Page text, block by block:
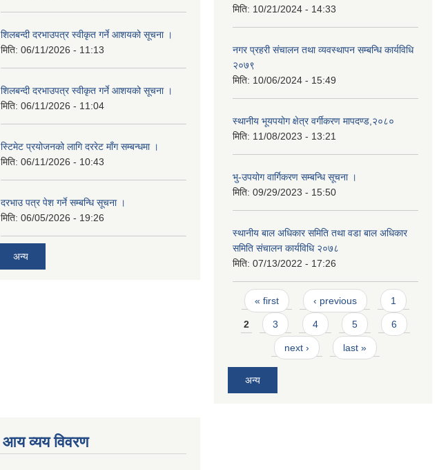
शिलबन्दी दरभाउपत्र स्वीकृत गर्ने आशयको सूचना ।
मिति: 06/11/2026 - 11:13
शिलबन्दी दरभाउपत्र स्वीकृत गर्ने आशयको सूचना ।
मिति: 06/11/2026 - 11:04
स्टिमेट प्रयोजनको लागि दररेट माँग सम्बन्धमा ।
मिति: 06/11/2026 - 10:43
दरभाउ पत्र पेश गर्ने सम्बन्धि सूचना ।
मिति: 06/05/2026 - 19:26
अन्य
मिति: 10/21/2024 - 14:33
नगर प्रहरी संचालन तथा व्यवस्थापन सम्बन्धि कार्यविधि
२०७९
मिति: 10/06/2024 - 15:49
स्थानीय भूयपयोग क्षेत्र वर्गीकरण मापदण्ड,२०८०
मिति: 11/08/2023 - 13:21
भु-उपयोग वार्गिकरण सम्बन्धि सूचना ।
मिति: 09/29/2023 - 15:50
स्थानीय बाल अधिकार समिति तथा वडा बाल अधिकार
समिति संचालन कार्यविधि २०७८
मिति: 07/13/2022 - 17:26
Pages
« first ‹ previous 1
2 3 4 5 6
next › last »
अन्य
आय व्यय विवरण